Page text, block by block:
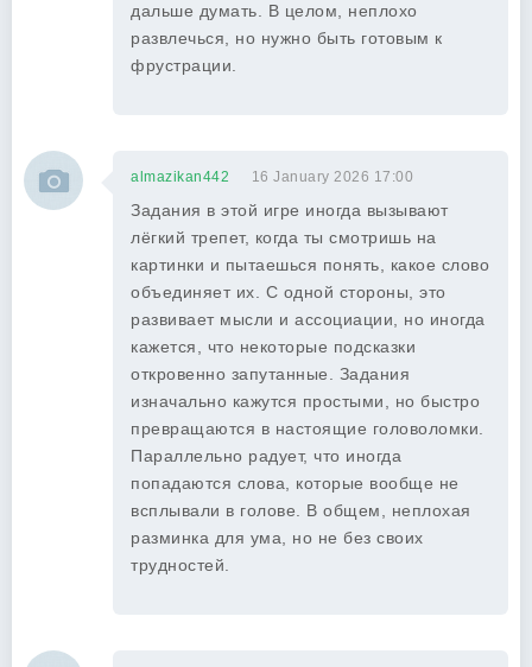
дальше думать. В целом, неплохо
развлечься, но нужно быть готовым к
фрустрации.
almazikan442 16 January 2026 17:00
Задания в этой игре иногда вызывают
лёгкий трепет, когда ты смотришь на
картинки и пытаешься понять, какое слово
объединяет их. С одной стороны, это
развивает мысли и ассоциации, но иногда
кажется, что некоторые подсказки
откровенно запутанные. Задания
изначально кажутся простыми, но быстро
превращаются в настоящие головоломки.
Параллельно радует, что иногда
попадаются слова, которые вообще не
всплывали в голове. В общем, неплохая
разминка для ума, но не без своих
трудностей.